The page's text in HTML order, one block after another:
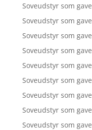
Soveudstyr som gave
Soveudstyr som gave
Soveudstyr som gave
Soveudstyr som gave
Soveudstyr som gave
Soveudstyr som gave
Soveudstyr som gave
Soveudstyr som gave
Soveudstyr som gave